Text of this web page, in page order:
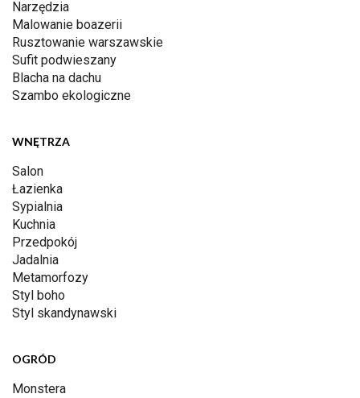
Narzędzia
Malowanie boazerii
Rusztowanie warszawskie
Sufit podwieszany
Blacha na dachu
Szambo ekologiczne
WNĘTRZA
Salon
Łazienka
Sypialnia
Kuchnia
Przedpokój
Jadalnia
Metamorfozy
Styl boho
Styl skandynawski
OGRÓD
Monstera